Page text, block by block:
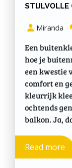
STIJLVOLLE
Miranda
Een
hoe je
een kwestie
comfort en
kleurrijk
ochtends
balkon. Ja,
Read more